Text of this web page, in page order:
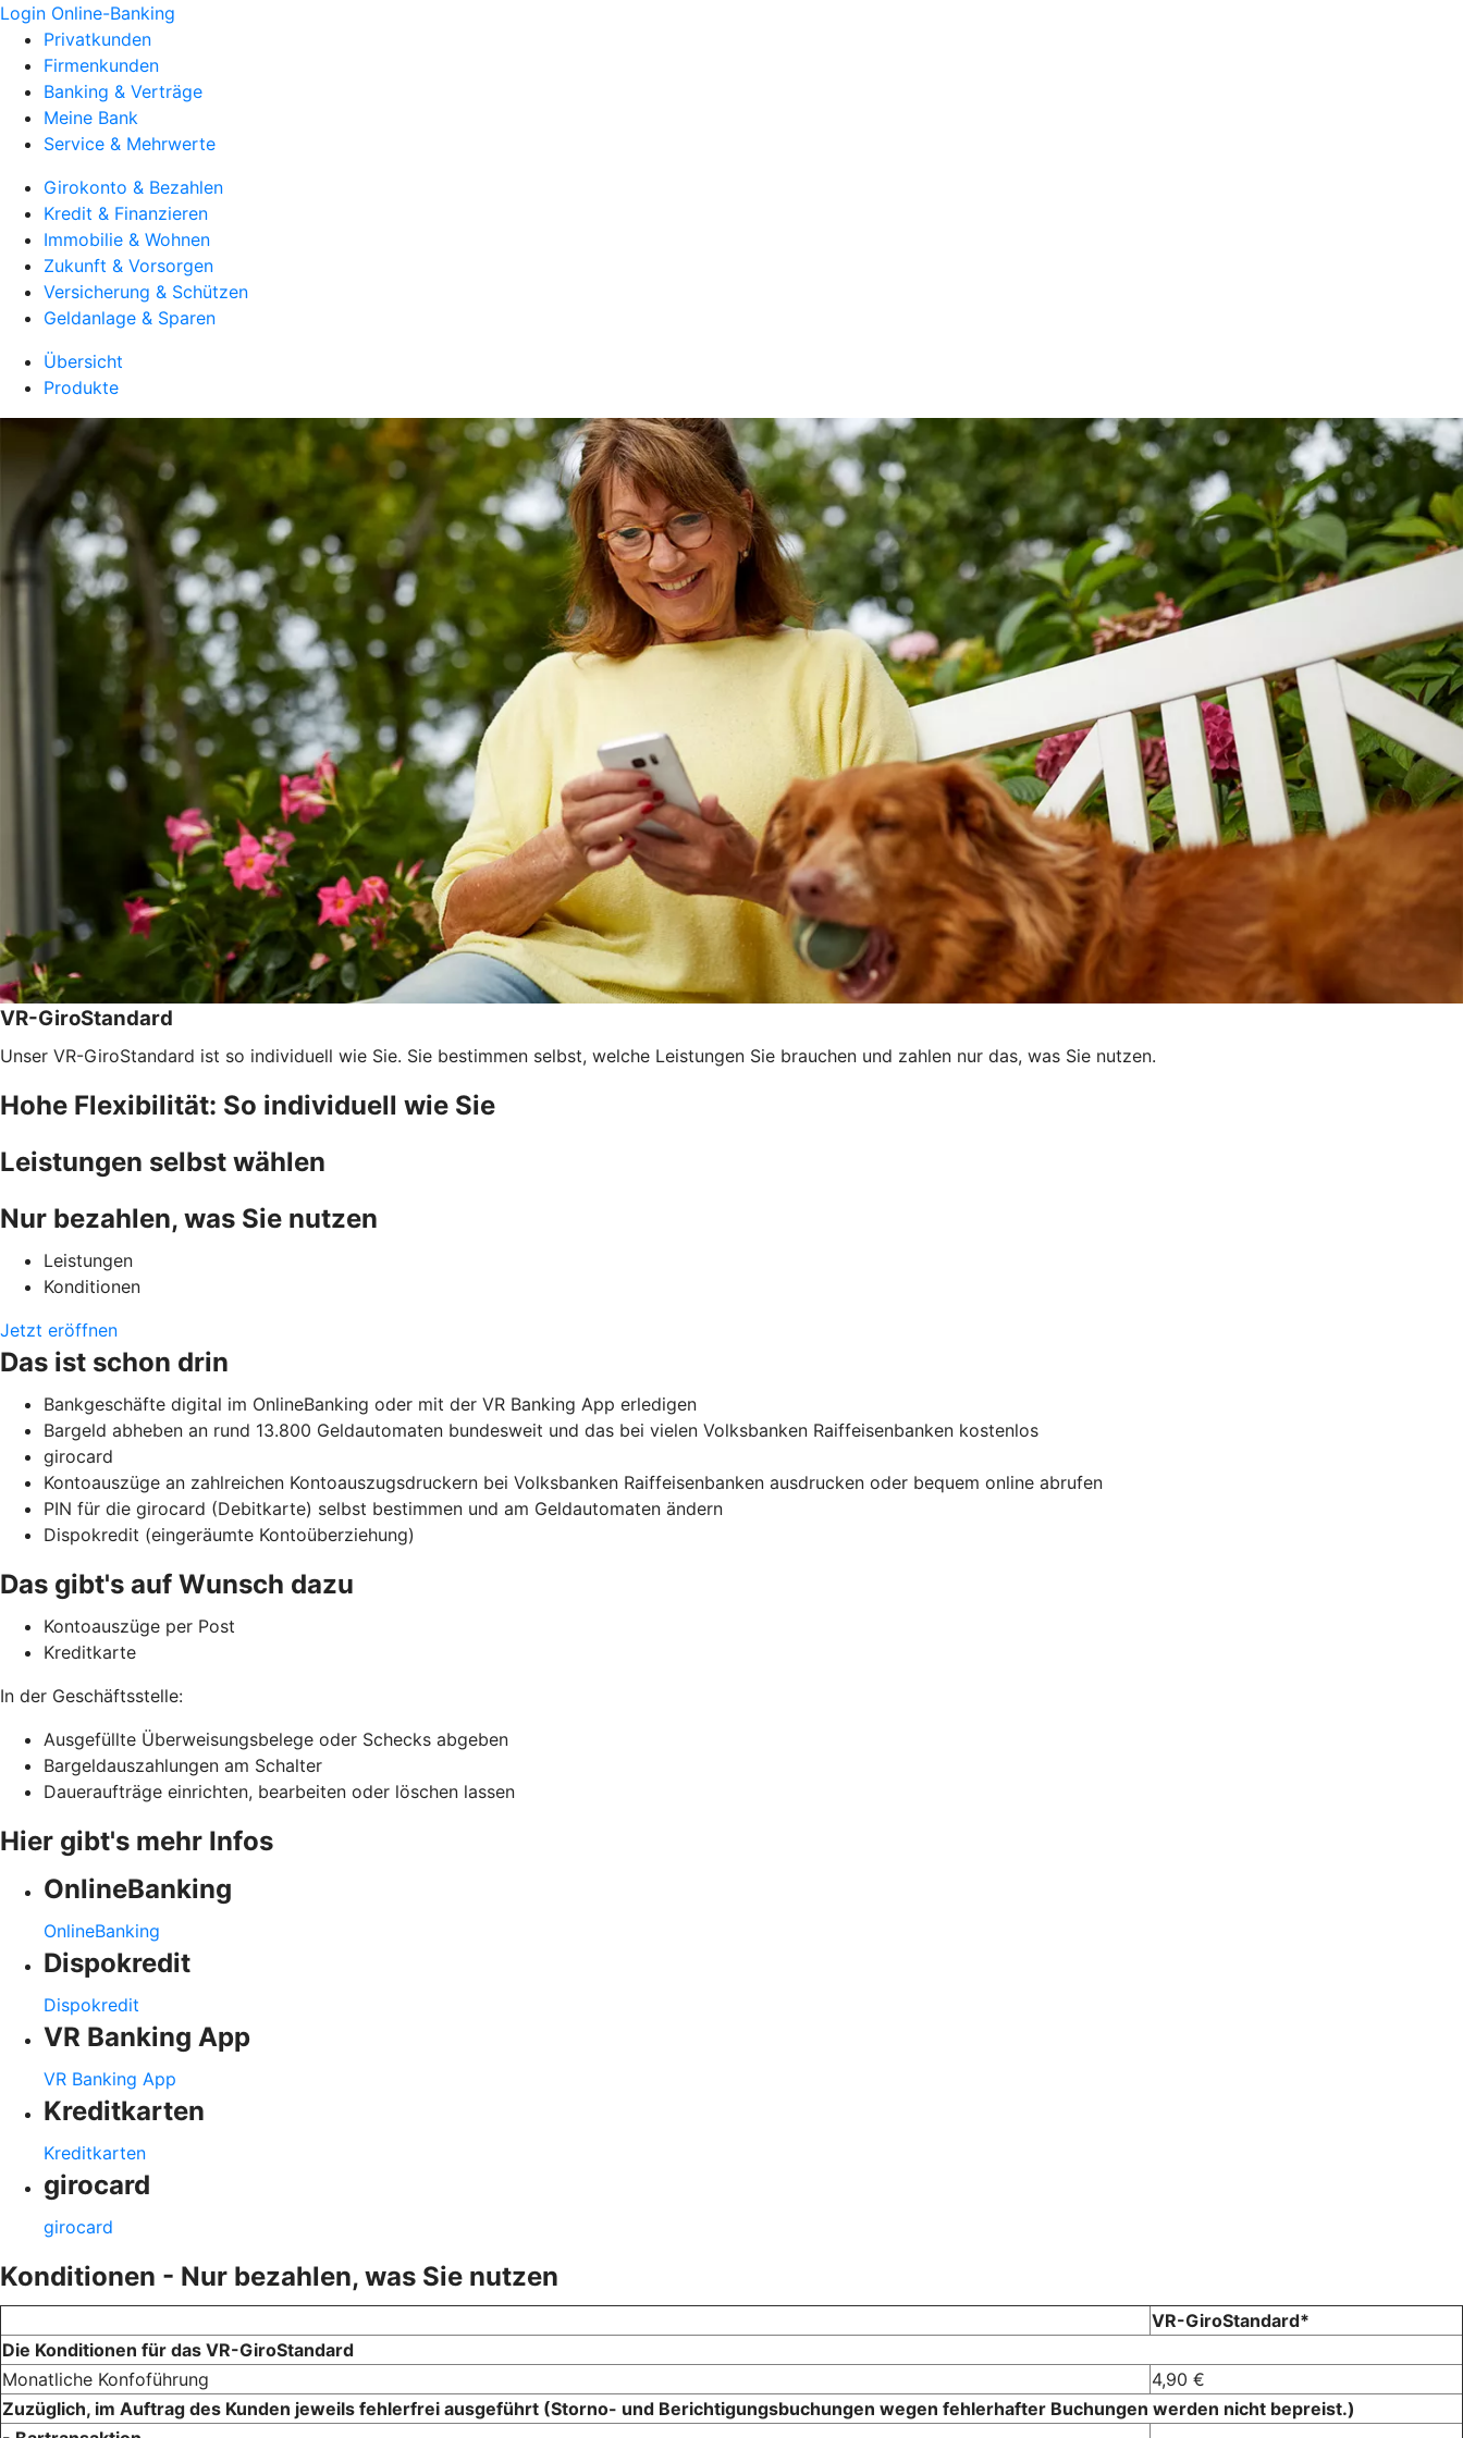
Login Online-Banking
Privatkunden
Firmenkunden
Banking & Verträge
Meine Bank
Service & Mehrwerte
Girokonto & Bezahlen
Kredit & Finanzieren
Immobilie & Wohnen
Zukunft & Vorsorgen
Versicherung & Schützen
Geldanlage & Sparen
Übersicht
Produkte
VR-GiroStandard
Unser VR-GiroStandard ist so individuell wie Sie. Sie bestimmen selbst, welche Leistungen Sie brauchen und zahlen nur das, was Sie nutzen.
Hohe Flexibilität: So individuell wie Sie
Leistungen selbst wählen
Nur bezahlen, was Sie nutzen
Leistungen
Konditionen
Jetzt eröffnen
Das ist schon drin
Bankgeschäfte digital im OnlineBanking oder mit der VR Banking App erledigen
Bargeld abheben an rund 13.800 Geldautomaten bundesweit und das bei vielen Volksbanken Raiffeisenbanken kostenlos
girocard
Kontoauszüge an zahlreichen Kontoauszugsdruckern bei Volksbanken Raiffeisenbanken ausdrucken oder bequem online abrufen
PIN für die girocard (Debitkarte) selbst bestimmen und am Geldautomaten ändern
Dispokredit (eingeräumte Kontoüberziehung)
Das gibt's auf Wunsch dazu
Kontoauszüge per Post
Kreditkarte
In der Geschäftsstelle:
Ausgefüllte Überweisungsbelege oder Schecks abgeben
Bargeldauszahlungen am Schalter
Daueraufträge einrichten, bearbeiten oder löschen lassen
Hier gibt's mehr Infos
OnlineBanking
OnlineBanking
Dispokredit
Dispokredit
VR Banking App
VR Banking App
Kreditkarten
Kreditkarten
girocard
girocard
Konditionen - Nur bezahlen, was Sie nutzen
VR-GiroStandard*
Die Konditionen für das VR-GiroStandard
Monatliche Konfoführung
4,90 €
Zuzüglich, im Auftrag des Kunden jeweils fehlerfrei ausgeführt (Storno- und Berichtigungsbuchungen wegen fehlerhafter Buchungen werden nicht bepreist.)